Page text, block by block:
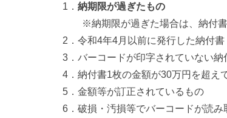
1． 納期限が過ぎたもの
※納期限が過ぎた場合は、納付書に
2．令和4年4月以前に発行した納付書
3．バーコードが印字されていない納
4．納付書1枚の金額が30万円を超え
5．金額等が訂正されているもの
6．破損・汚損等でバーコードが読み